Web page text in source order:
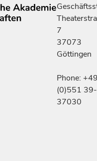
7
37073
Göttingen
Phone:
(0)551 39-
37030